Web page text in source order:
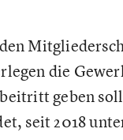
die
geben
seit 2018